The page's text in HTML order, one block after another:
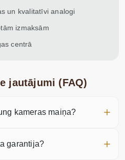
un kvalitatīvi analogi
izmaksām
centrā
jautājumi (FAQ)
kameras maiņa?
garantija?